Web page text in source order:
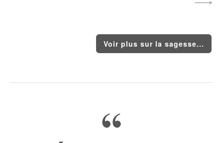
Voir plus sur la sagesse...